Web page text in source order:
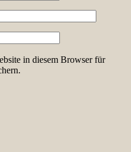
in diesem Browser für